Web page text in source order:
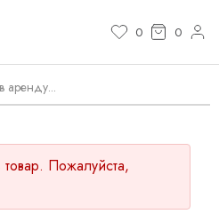
0 0
товар. Пожалуйста,